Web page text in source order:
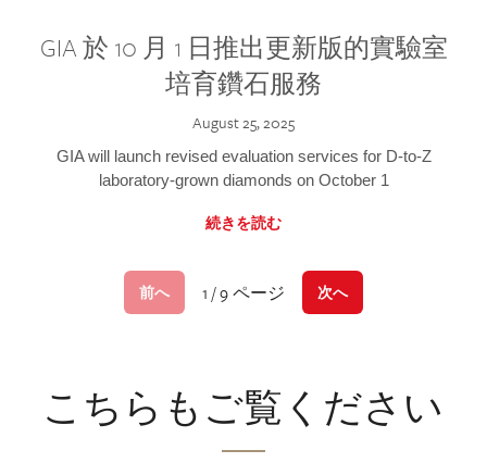
GIA 於 10 月 1 日推出更新版的實驗室
培育鑽石服務
August 25, 2025
GIA will launch revised evaluation services for D-to-Z
laboratory-grown diamonds on October 1
続きを読む
前へ 1 / 9 ページ 次へ
こちらもご覧ください